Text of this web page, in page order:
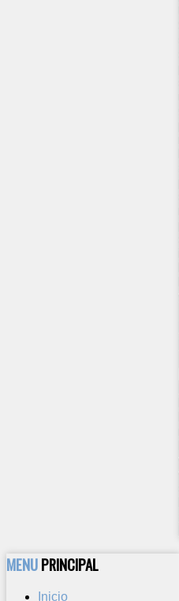
MENUPRINCIPAL
Inicio